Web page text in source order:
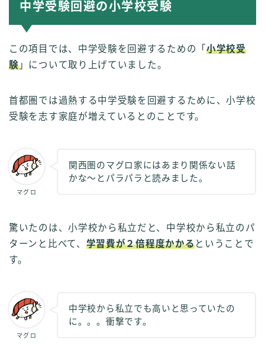
中学受験回避の小学校受験
この項目では、中学受験を回避するための「 小学校受
験」について取り上げていました。
首都圏では過熱する中学受験を回避するために、小学校
受験を志す家庭が増えているとのことです。
マグロ
関西圏のマグロ家にはあまり関係ない話
かな～とパラパラと読みました。
驚いたのは、小学校から私立だと、中学校から私立のパ
ターンと比べて、 学習費が２倍程度かかるということで
す。
マグロ
中学校から私立でも高いと思っていたの
に。。。衝撃です。